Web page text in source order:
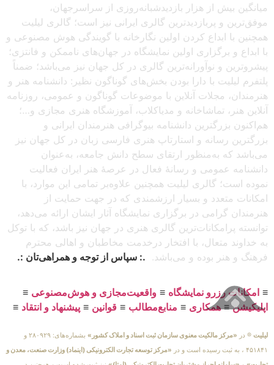
میانگین بیش از هزار بازدیدشبانه‌روزی از سراسرجهان،
موفق‌ترین و پربازدیدترین گالری ایرانی نیز است؛ گالری لیلیت
همچنین با ابداع کردن اولین نگارخانه با گویندگی هوش مصنوعی و
با ابداع و برگزاری اولین نمایشگاه در جهان‌های ناممکن و فانتزی؛
پیشروترین و نوآورانه‌ترین گالری در کل جهان نیز می‌باشد؛ ضمناً
پلتفرم لیلیت با دارا بودن بخش‌های گوناگون نظیر: دانشنامه هنر و
هنرمندان، مجلات آنلاین با موضوعات گوناگون و عمومی، روزنامه
آنلاین هنر، تماشاخانه و مدیاکلاب، آموزشگاه هنری مجازی و…؛
هم‌اکنون بزرگترین دانشنامه بیوگرافی هنرمندان ایرانی و
بزرگترین رسانه و استارتاپ هنری فارسی زبان در کل جهان نیز
می‌باشد که به‌منظور ارتقای سطح دانش جامعه، به‌عنوان
دانشنامه عمومی و رسانهٔ فعال در عرصهٔ هنر ایران فعالیت
نموده است؛ گالری لیلیت همچنین علاوه‌بر تمامی این موارد، با
امکانات متعدد و بسیار ارزشمندی که در جهت حمایت از
هنرمندان گرامی در برگزاری نمایشگاه آثار ایشان ارائه می‌دهد،
توانسته پرامکانات‌ترین گالری هنری در جهان نیز باشد، که با توکل
به خداوند متعال، با افتخار درخدمت مخاطبان و اهالی محترم
فرهنگ و هنر بوده و می‌باشد. .: سپاس از توجه و همراهی‌تان :.
≡ امکانات رزرو نمایشگاه ≡ واقعیت‌مجازی و هوش‌مصنوعی ≡
اپلیکیشن≡همکاری ≡ منابع‌مطالب ≡ قوانین ≡ پیشنهاد و انتقاد ≡
لیلیت ® در «مرکز مالکیت معنوی سازمان ثبت اسناد و املاک کشور»
بشماره‌های: ۲۸۰۹۲۹ و
۴۵۱۸۴۱ ، به ثبت رسیده است و در
«مرکز توسعه تجارت الکترونیکی (اینماد) وزارت صنعت، معدن و